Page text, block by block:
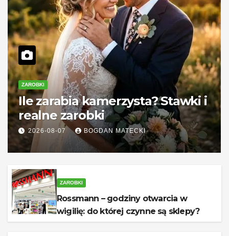
ZAROBKI
Ile zarabia kamerzysta? Stawki i
realne zarobki
2026-08-07 BOGDAN MATECKI
ZAROBKI
Rossmann – godziny otwarcia w
wigilię: do której czynne są sklepy?